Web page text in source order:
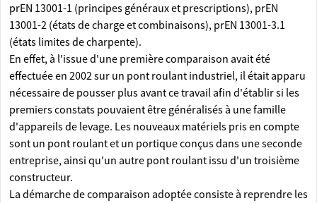
prEN 13001-1 (principes généraux et prescriptions), prEN
13001-2 (états de charge et combinaisons), prEN 13001-3.1
(états limites de charpente).
En effet, à l'issue d'une première comparaison avait été
effectuée en 2002 sur un pont roulant industriel, il était apparu
nécessaire de pousser plus avant ce travail afin d'établir si les
premiers constats pouvaient être généralisés à une famille
d'appareils de levage. Les nouveaux matériels pris en compte
sont un pont roulant et un portique conçus dans une seconde
entreprise, ainsi qu'un autre pont roulant issu d'un troisième
constructeur.
La démarche de comparaison adoptée consiste à reprendre les